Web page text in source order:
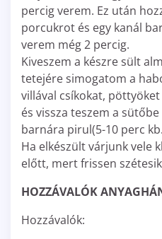
percig verem. Ez után
porcukrot és egy kanál
verem még 2 percig.
Kiveszem a készre sült
tetejére simogatom a
villával csíkokat,
és vissza teszem a
barnára pirul(5-10 perc
Ha elkészült várjunk vele
előtt, mert frissen
HOZZÁVALÓK
Hozzávalók: